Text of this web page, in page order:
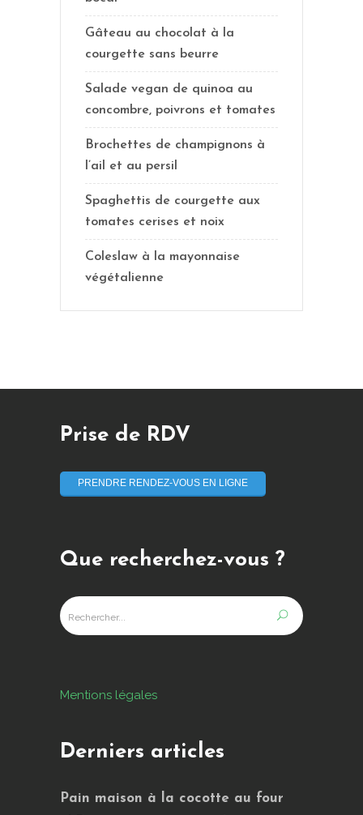
Gâteau au chocolat à la
courgette sans beurre
Salade vegan de quinoa au
concombre, poivrons et tomates
Brochettes de champignons à
l’ail et au persil
Spaghettis de courgette aux
tomates cerises et noix
Coleslaw à la mayonnaise
végétalienne
Prise de RDV
PRENDRE RENDEZ-VOUS EN LIGNE
Que recherchez-vous ?
Mentions légales
Derniers articles
Pain maison à la cocotte au four